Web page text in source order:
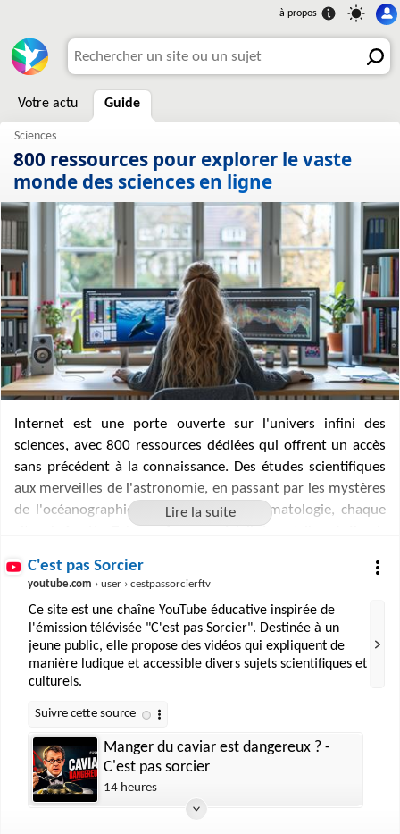
Votre actu Guide
800 ressources pour explorer le vaste
monde des sciences en ligne
Internet est une porte ouverte sur l'univers infini des
sciences, avec 800 ressources dédiées qui offrent un accès
sans précédent à la connaissance. Des études scientifiques
aux merveilles de l'astronomie, en passant par les mystères
de l'océanographie et les défis de la climatologie, chaque
qu'elles soient académiques, ludiques ou vulgarisatrices,
passionnante pour tous. Elles permettent d'appréhender
des concepts complexes, de suivre l'actualité scientifique et
de participer à des discussions enrichissantes, formant ainsi
un écosystème digital où s'épanouit la curiosité
C'est pas Sorcier
youtube.com › user › cestpassorcierftv
Ce site est une chaîne YouTube éducative inspirée de
l'émission télévisée "C'est pas Sorcier". Destinée à un
jeune public, elle propose des vidéos qui expliquent de
manière ludique et accessible divers sujets scientifiques et
culturels.
Manger du caviar est dangereux ? -
C'est pas sorcier
14 heures